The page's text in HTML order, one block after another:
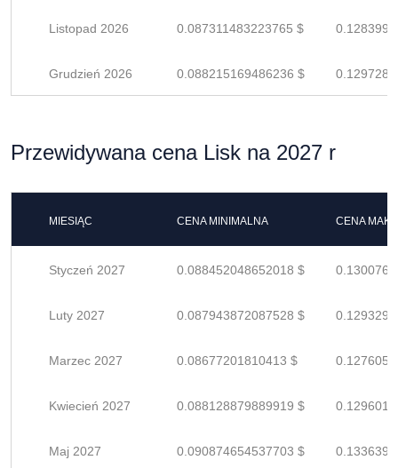
Listopad 2026 0.087311483223765 $
Grudzień 2026 0.088215169486236 $
Przewidywana cena Lisk na 2027 r
MIESIĄC CENA MINIMALNA CENA
Styczeń 2027 0.088452048652018 $
Luty 2027 0.087943872087528 $
Marzec 2027 0.08677201810413 $
Kwiecień 2027 0.088128879889919 $
Maj 2027 0.090874654537703 $